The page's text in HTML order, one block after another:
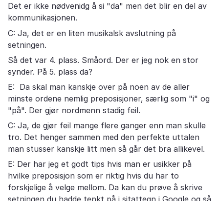
Det er ikke nødvenidg å si "da" men det blir en del av
kommunikasjonen.
C: Ja, det er en liten musikalsk avslutning på
setningen.
Så det var 4. plass. Småord. Der er jeg nok en stor
synder. På 5. plass da?
E: Da skal man kanskje over på noen av de aller
minste ordene nemlig preposisjoner, særlig som "i" og
"på". Der gjør nordmenn stadig feil.
C: Ja, de gjør feil mange flere ganger enn man skulle
tro. Det henger sammen med den perfekte uttalen
man stusser kanskje litt men så går det bra allikevel.
E: Der har jeg et godt tips hvis man er usikker på
hvilke preposisjon som er riktig hvis du har to
forskjelige å velge mellom. Da kan du prøve å skrive